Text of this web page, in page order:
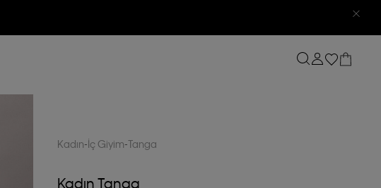
Kadın İç Giyim Tanga
Kadın Tanga